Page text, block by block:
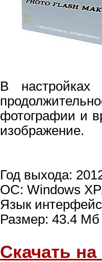
В настройках
фотографии и
изображение.
Год выхода:
ОС: Windows
Язык
Размер: 43.4 Mб
Скачать